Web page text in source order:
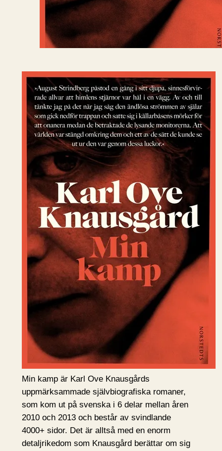
Min kamp är Karl Ove Knausgårds
uppmärksammade självbiografiska romaner,
som kom ut på svenska i 6 delar mellan åren
2010 och 2013 och består av svindlande
4000+ sidor. Det är alltså med en enorm
detaljrikedom som Knausgård berättar om sig